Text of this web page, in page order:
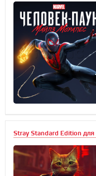
Stray Standard Edition для